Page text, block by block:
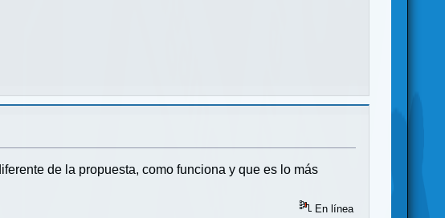
de la propuesta, como funciona y que es lo más
En línea